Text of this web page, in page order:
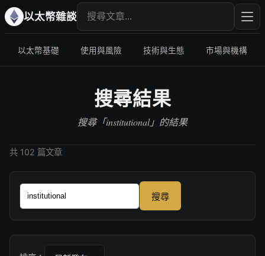
以太幣雜談 搜尋文章 輸入
以太幣基礎 使用與風險 技術與生態 市場與機構
搜尋結果
搜尋「institutional」的結果
共 102 篇文章
搜尋